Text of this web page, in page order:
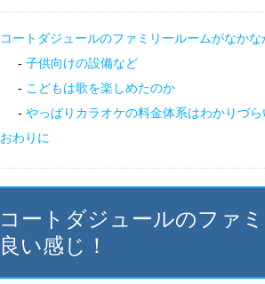
コートダジュールのファミリールームがなかな
子供向けの設備など
こどもは歌を楽しめたのか
やっぱりカラオケの料金体系はわかりづら
おわりに
コートダジュールのファ
良い感じ！